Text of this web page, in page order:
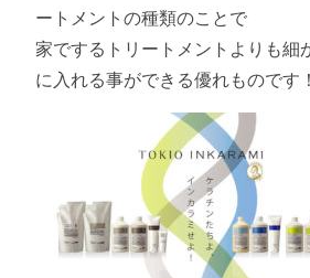
ートメントの種類のことで
家でするトリートメントよりも細
に入れる事ができる優れものです！